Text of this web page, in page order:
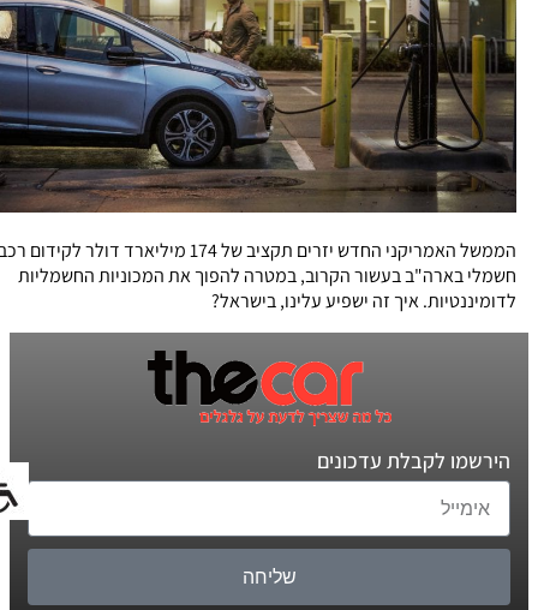
הממשל האמריקני החדש יזרים תקציב של 174 מיליארד דולר לקידום רכב
חשמלי בארה"ב בעשור הקרוב, במטרה להפוך את המכוניות החשמליות
לדומיננטיות. איך זה ישפיע עלינו, בישראל?
הירשמו לקבלת עדכונים
שליחה